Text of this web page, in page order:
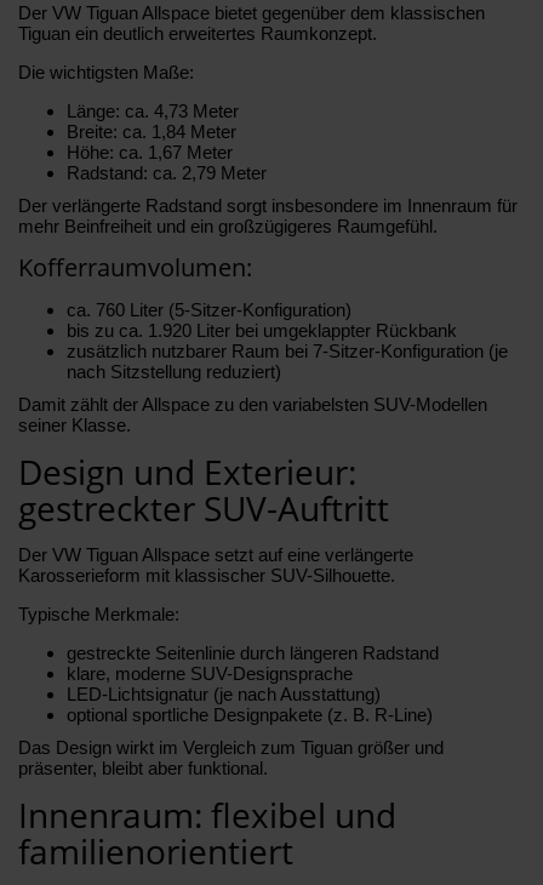
Der VW Tiguan Allspace bietet gegenüber dem klassischen
Tiguan ein deutlich erweitertes Raumkonzept.
Die wichtigsten Maße:
Länge: ca. 4,73 Meter
Breite: ca. 1,84 Meter
Höhe: ca. 1,67 Meter
Radstand: ca. 2,79 Meter
Der verlängerte Radstand sorgt insbesondere im Innenraum für
mehr Beinfreiheit und ein großzügigeres Raumgefühl.
Kofferraumvolumen:
ca. 760 Liter (5-Sitzer-Konfiguration)
bis zu ca. 1.920 Liter bei umgeklappter Rückbank
zusätzlich nutzbarer Raum bei 7-Sitzer-Konfiguration (je
nach Sitzstellung reduziert)
Damit zählt der Allspace zu den variabelsten SUV-Modellen
seiner Klasse.
Design und Exterieur:
gestreckter SUV-Auftritt
Der VW Tiguan Allspace setzt auf eine verlängerte
Karosserieform mit klassischer SUV-Silhouette.
Typische Merkmale:
gestreckte Seitenlinie durch längeren Radstand
klare, moderne SUV-Designsprache
LED-Lichtsignatur (je nach Ausstattung)
optional sportliche Designpakete (z. B. R-Line)
Das Design wirkt im Vergleich zum Tiguan größer und
präsenter, bleibt aber funktional.
Innenraum: flexibel und
familienorientiert